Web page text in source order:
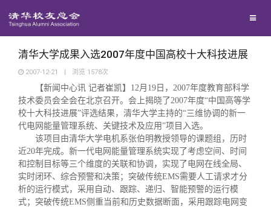
地区联络
年级联络
院系校友工作
专业委员会
兴趣群体
回馈母校
捐赠项目
捐赠新闻
捐赠纪事
捐赠方法
媒体平台
《清华校友通讯》
《水木清华》
我要订阅
百年清华
清华人物
清华故事
校友服务
终身学习
校友总会
清华大学成果入选2007年度中国高校十大科技进展
2007-12-21 | 浏览 1578次
【新闻中心讯 记者崔凯】 12月 19 日， 2007年度教育部科学
技术委员会全会在北京召开。会上揭晓了2007年度“中国高等学
校十大科技进展”评选结果，清华大学主持的“三维协调的新一
代电网能量管理系统、关键技术及应用”项目入选。
该项目由清华大学电机系张伯明教授领导的课题组，历时
近20年完成。新一代电网能量管理系统实现了考虑空间、时间
和控制目标等三个维度的关联和协调，实现了电网在线全局、
实时闭环、综合预警和决策；突破传统EMS需要人工请求才分
析的运行模式，采用自动、跟踪、递归、智能预警的运行模
式；突破传统EMS侧重当前和历史数据断面，采用跟踪电网变